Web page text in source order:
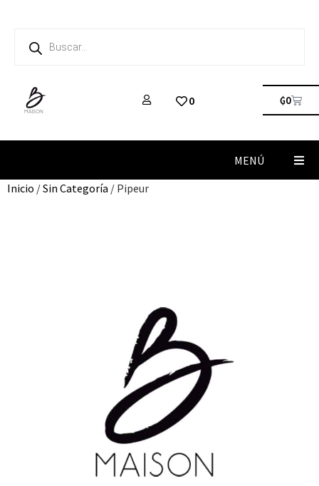
0 ₲0
MENÚ
Inicio /Sin Categoría / Pipeur